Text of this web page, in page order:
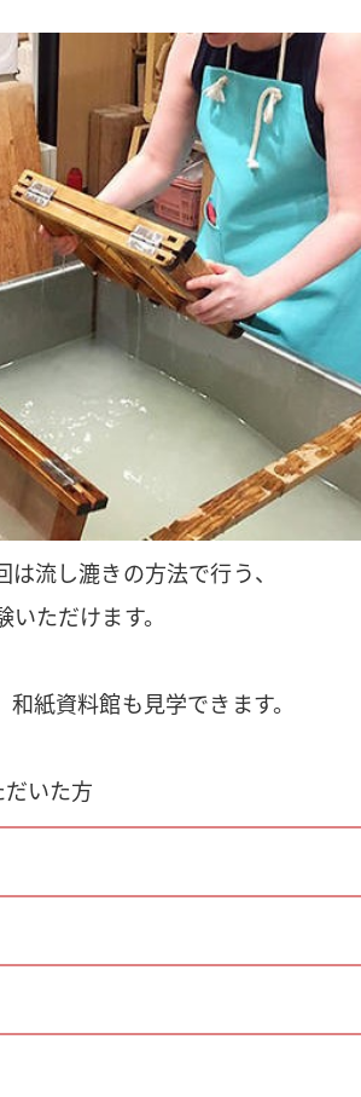
流し漉きの方法で行う、
ただけます。
紙資料館も見学できます。
だいた方